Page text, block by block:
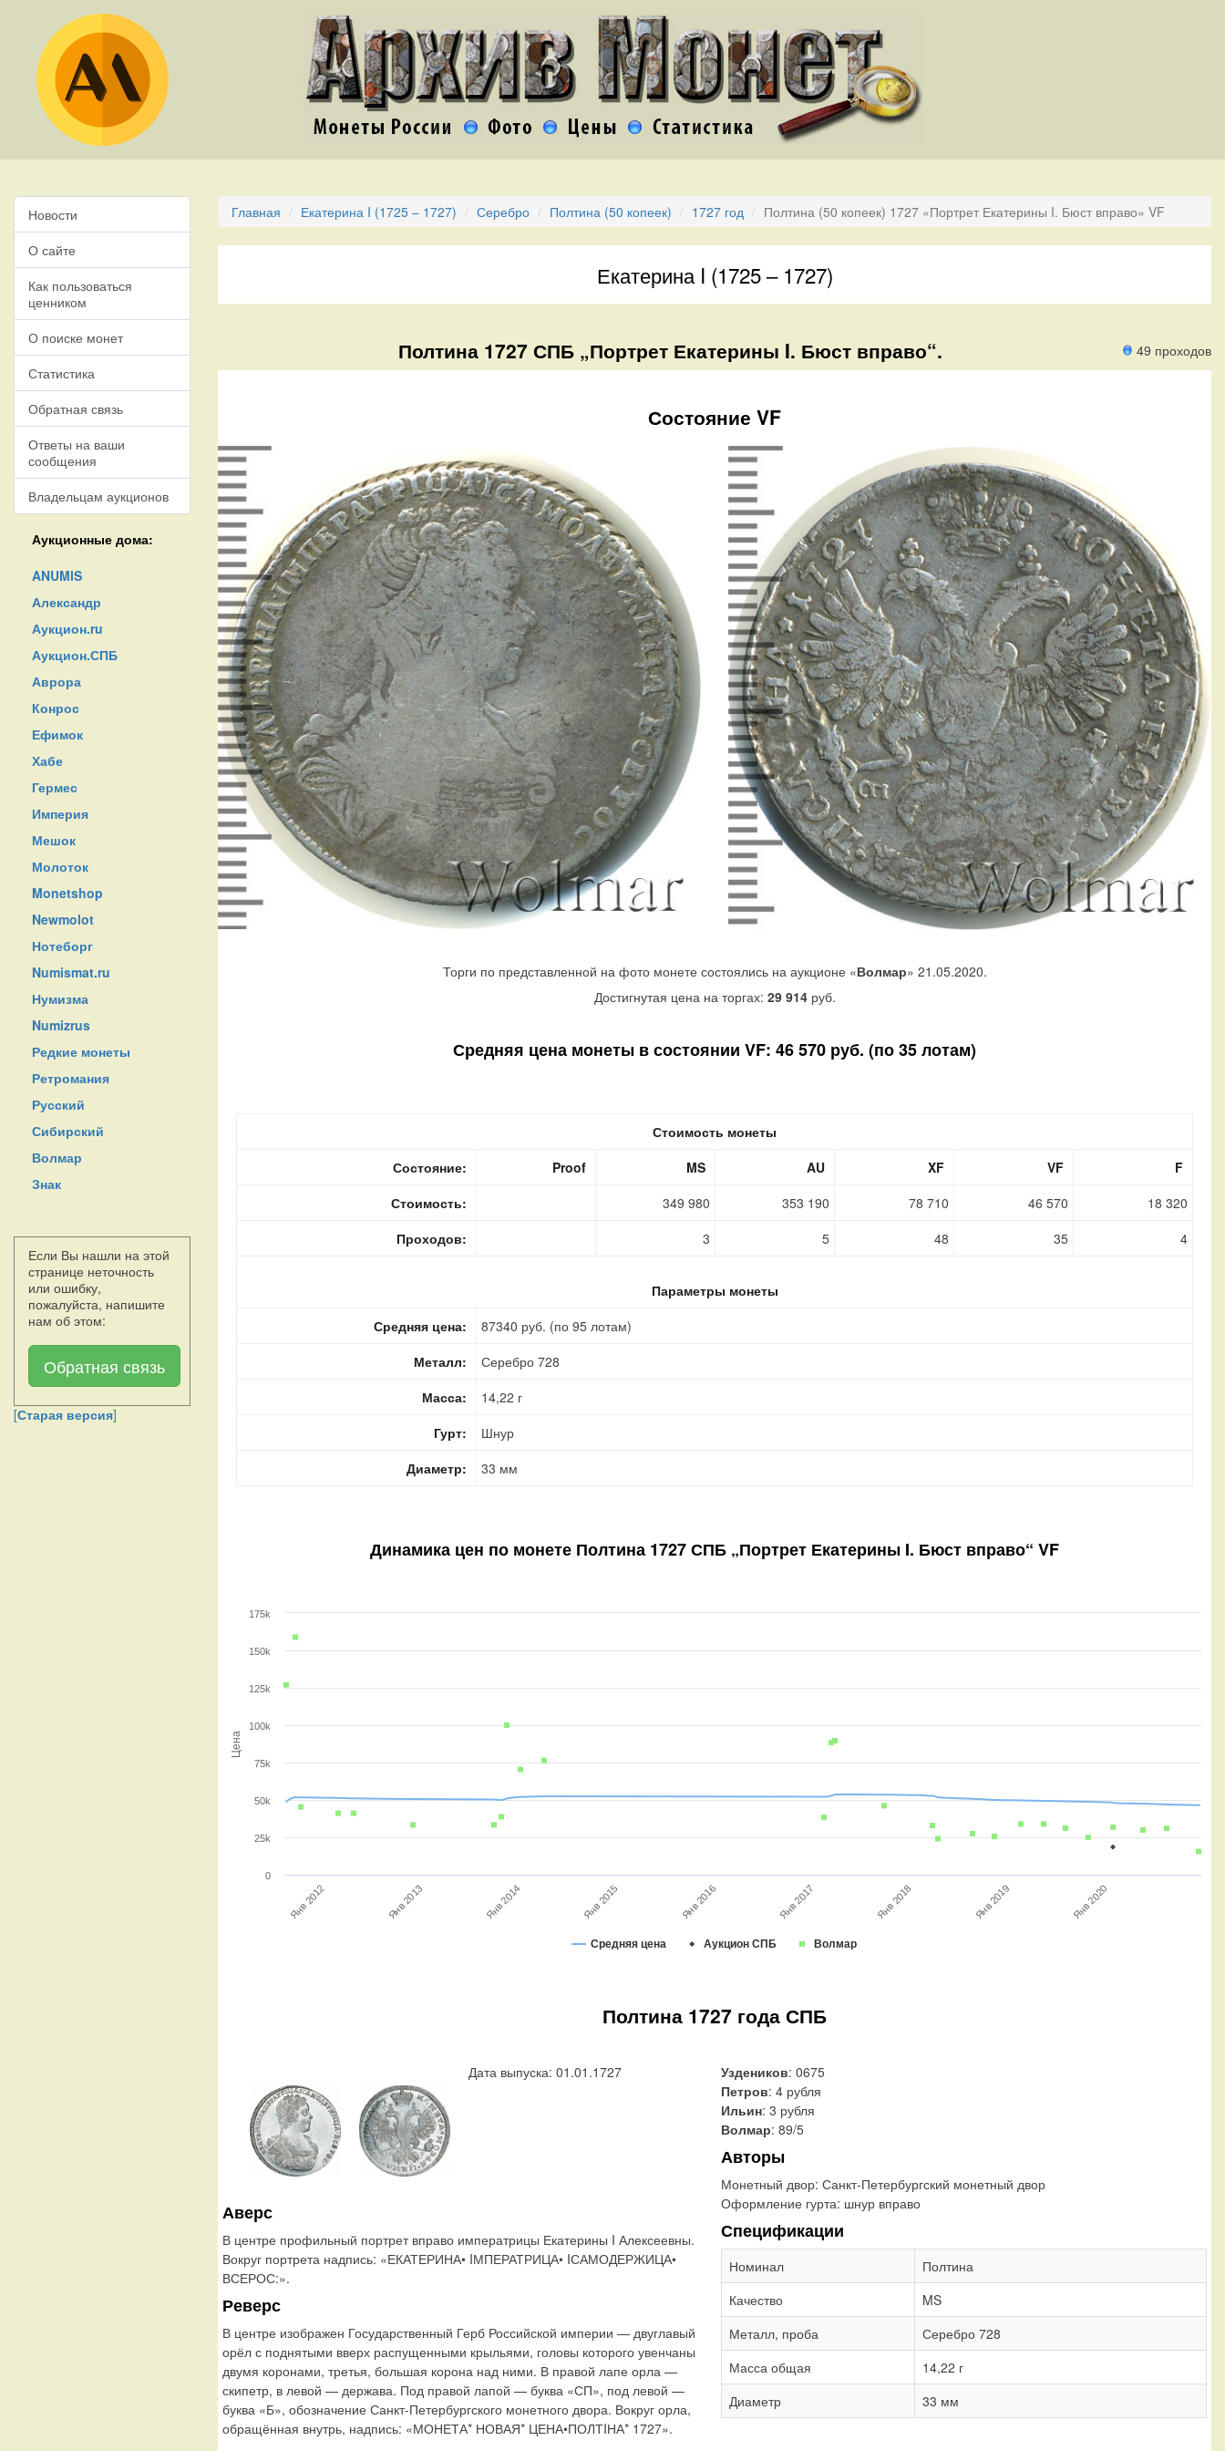
Новости
О сайте
Как пользоваться
ценником
О поиске монет
Статистика
Обратная связь
Ответы на ваши
сообщения
Владельцам аукционов
Аукционные дома:
ANUMIS
Александр
Аукцион.ru
Аукцион.СПБ
Аврора
Конрос
Ефимок
Хабе
Гермес
Империя
Мешок
Молоток
Monetshop
Newmolot
Нотеборг
Numismat.ru
Нумизма
Numizrus
Редкие монеты
Ретромания
Русский
Сибирский
Волмар
Знак
Если Вы нашли на этой
странице неточность
или ошибку,
пожалуйста, напишите
нам об этом:
Обратная связь
[Старая версия]
Главная Екатерина I (1725 – 1727) Серебро Полтина (50 копеек) 1727 год Полтина (50 копеек) 1727 «Портрет Екатерины I. Бюст вправо» VF
Екатерина I (1725 – 1727)
49 проходов
Полтина 1727 СПБ „Портрет Екатерины I. Бюст вправо“.
Состояние VF
Торги по представленной на фото монете состоялись на аукционе «Волмар» 21.05.2020.
Достигнутая цена на торгах: 29 914руб.
Средняя цена монеты в состоянии VF: 46 570 руб. (по 35 лотам)
Стоимость монеты
Состояние:
Proof MS AU XF VF
F
Стоимость:
349 980 353 190 78 710 46 570
18 320
Проходов:
3 5 48 35 4
Параметры монеты
Средняя цена:
87340 руб. (по 95 лотам)
Металл:
Серебро 728
Масса:
14,22 г
Гурт:
Шнур
Диаметр:
33 мм
Динамика цен по монете Полтина 1727 СПБ „Портрет Екатерины I. Бюст вправо“ VF
Цена
Средняя цена Аукцион СПБ Волмар
Янв 2012 Янв 2013 Янв 2014 Янв 2015 Янв 2016 Янв 2017 Янв 2018 Янв 2019 Янв 2020
0
25k
50k
75k
100k
125k
150k
175k
Полтина 1727 года СПБ
Дата выпуска: 01.01.1727
Аверс
В центре профильный портрет вправо императрицы Екатерины I Алексеевны.
Вокруг портрета надпись: «ЕКАТЕРИНА• IМПЕРАТРИЦА• IСАМОДЕРЖИЦА•
ВСЕРОС:».
Реверс
В центре изображен Государственный Герб Российской империи — двуглавый
орёл с поднятыми вверх распущенными крыльями, головы которого увенчаны
двумя коронами, третья, большая корона над ними. В правой лапе орла —
скипетр, в левой — держава. Под правой лапой — буква «СП», под левой —
буква «Б», обозначение Санкт-Петербургского монетного двора. Вокруг орла,
обращённая внутрь, надпись: «МОНЕТА* НОВАЯ* ЦЕНА•ПОЛТIНА* 1727».
Уздеников: 0675
Петров: 4 рубля
Ильин: 3 рубля
Волмар: 89/5
Авторы
Монетный двор: Санкт-Петербургский монетный двор
Оформление гурта: шнур вправо
Спецификации
Номинал
Полтина
Качество
MS
Металл, проба
Серебро 728
Масса общая
14,22 г
Диаметр
33 мм